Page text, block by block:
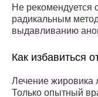
Не рекомендуется
радикальным
выдавливанию
Как избавиться
Лечение жировика
Только опытный